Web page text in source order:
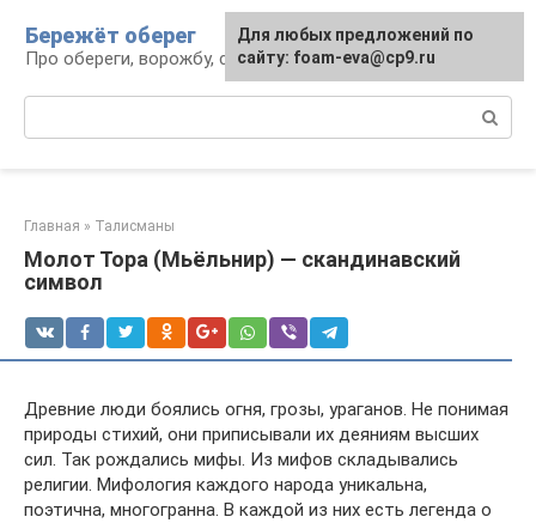
контенту
Бережёт оберег
Про обереги, ворожбу, сны и гадания
Главная » Талисманы
Молот Тора (Мьёльнир) — скандинавский
символ
Древние люди боялись огня, грозы, ураганов. Не понимая
природы стихий, они приписывали их деяниям высших
сил. Так рождались мифы. Из мифов складывались
религии. Мифология каждого народа уникальна,
поэтична, многогранна. В каждой из них есть легенда о
Для любых предложений по
сайту: foam-eva@cp9.ru